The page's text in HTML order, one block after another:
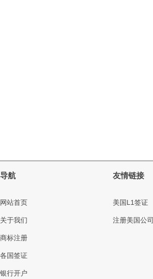
导航
网站首页
关于我们
商标注册
各国签证
银行开户
友情链接
美国L1签证
注册美国公司